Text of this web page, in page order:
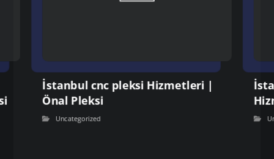
İstanbul cnc pleksi Hizmetleri |
Önal Pleksi
Uncategorized